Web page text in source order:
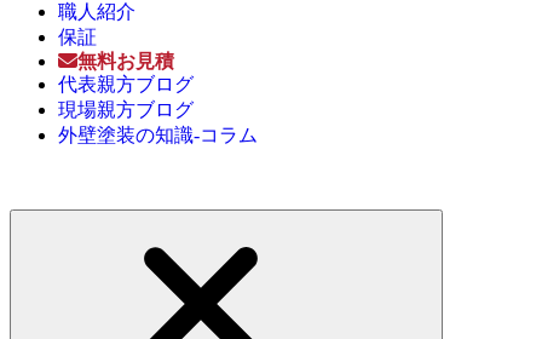
職人紹介
保証
無料お見積
代表親方ブログ
現場親方ブログ
外壁塗装の知識-コラム